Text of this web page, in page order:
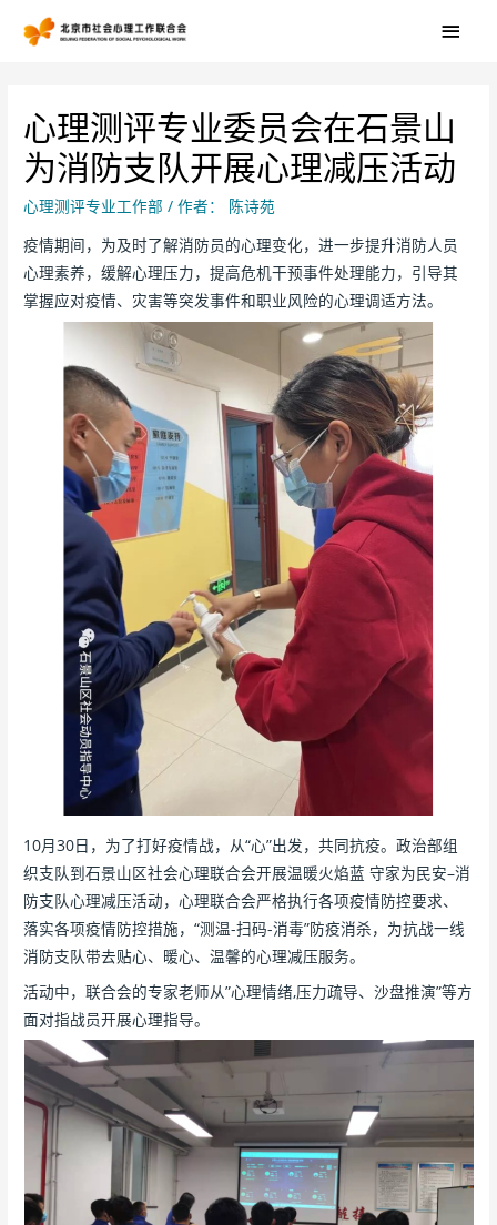
心理测评专业委员会在石景山
为消防支队开展心理减压活动
心理测评专业工作部 / 作者：
陈诗苑
疫情期间，为及时了解消防员的心理变化，进一步提升消防人员
心理素养，缓解心理压力，提高危机干预事件处理能力，引导其
掌握应对疫情、灾害等突发事件和职业风险的心理调适方法。
10月30日，为了打好疫情战，从“心”出发，共同抗疫。政治部组
织支队到石景山区社会心理联合会开展温暖火焰蓝 守家为民安–消
防支队心理减压活动，心理联合会严格执行各项疫情防控要求、
落实各项疫情防控措施，“测温-扫码-消毒”防疫消杀，为抗战一线
消防支队带去贴心、暖心、温馨的心理减压服务。
活动中，联合会的专家老师从”心理情绪,压力疏导、沙盘推演”等方
面对指战员开展心理指导。